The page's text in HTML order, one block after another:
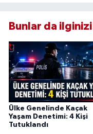
Bunlar da
Ülke Genelinde Kaçak
Yaşam Denetimi: 4 Kişi
Tutuklandı